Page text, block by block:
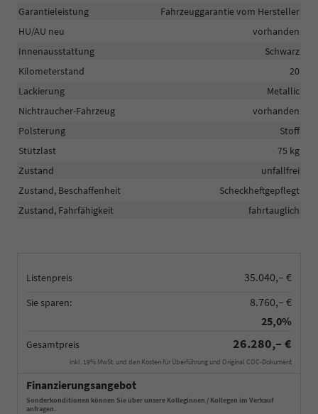
Listenpreis 35.040,– €
Sie sparen:
8.760,– €
25,0%
Gesamtpreis 26.280,– €
inkl. 19% MwSt. und den Kosten für Überführung und Original COC-Dokument
Finanzierungsangebot
Sonderkonditionen können Sie über unsere Kolleginnen / Kollegen im Verkauf
anfragen.
Garantieleistung
Fahrzeuggarantie vom Hersteller
HU/AU neu
vorhanden
Innenausstattung
Schwarz
Kilometerstand
20
Lackierung
Metallic
Nichtraucher-Fahrzeug
vorhanden
Polsterung
Stoff
Stützlast
75 kg
Zustand
unfallfrei
Zustand, Beschaffenheit
Scheckheftgepflegt
Zustand, Fahrfähigkeit
fahrtauglich